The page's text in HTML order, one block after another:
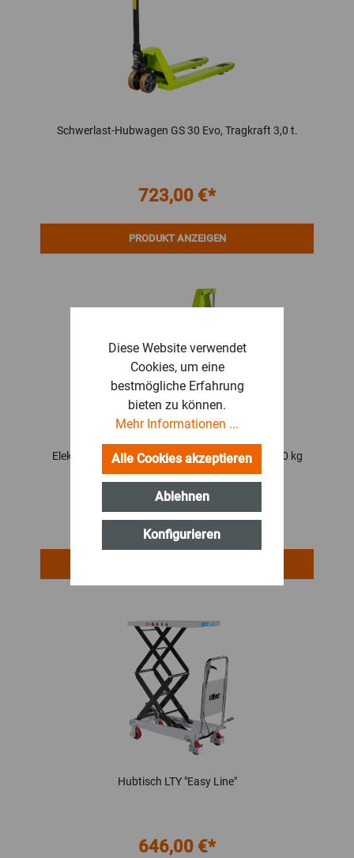
Schwerlast-Hubwagen GS 30 Evo, Tragkraft 3,0 t.
723,00 €*
PRODUKT ANZEIGEN
Elektrischer Scherenhubwagen HX 10E, bis 1000 kg
1.899,00 €*
Hubtisch LTY "Easy Line"
646,00 €*
Diese Website verwendet
Cookies, um eine
bestmögliche Erfahrung
bieten zu können.
Mehr Informationen ...
Ablehnen
Konfigurieren
Alle Cookies akzeptieren